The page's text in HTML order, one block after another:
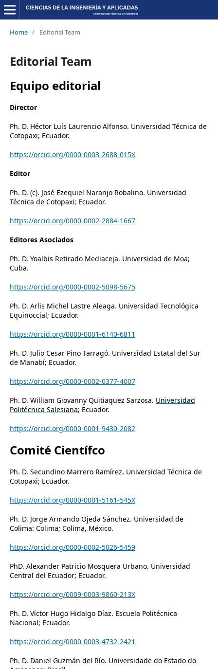
Home / Editorial Team
Editorial Team
Equipo editorial
Director
Ph. D. Héctor Luís Laurencio Alfonso. Universidad Técnica de
Cotopaxi; Ecuador.
https://orcid.org/0000-0003-2688-015X
Editor
Ph. D. (c). José Ezequiel Naranjo Robalino. Universidad
Técnica de Cotopaxi; Ecuador.
https://orcid.org/0000-0002-2884-1667
Editores Asociados
Ph. D. Yoalbis Retirado Mediaceja. Universidad de Moa;
Cuba.
https://orcid.org/0000-0002-5098-5675
Ph. D. Arlis Michel Lastre Aleaga. Universidad Tecnológica
Equinoccial; Ecuador.
https://orcid.org/0000-0001-6140-6811
Ph. D. Julio Cesar Pino Tarragó. Universidad Estatal del Sur
de Manabí; Ecuador.
https://orcid.org/0000-0002-0377-4007
Ph. D. William Giovanny Quitiaquez Sarzosa. Universidad
Politécnica Salesiana; Ecuador.
https://orcid.org/0000-0001-9430-2082
Comité Científco
Ph. D. Secundino Marrero Ramírez. Universidad Técnica de
Cotopaxi; Ecuador.
https://orcid.org/0000-0001-5161-545X
Ph. D, Jorge Armando Ojeda Sánchez. Universidad de
Colima: Colima; Colima, México.
https://orcid.org/0000-0002-5026-5459
PhD. Alexander Patricio Mosquera Urbano. Universidad
Central del Ecuador; Ecuador.
https://orcid.org/0009-0003-9860-213X
Ph. D. Víctor Hugo Hidalgo Díaz. Escuela Politécnica
Nacional; Ecuador.
https://orcid.org/0000-0003-4732-2421
Ph. D. Daniel Guzmán del Río. Universidade do Estado do